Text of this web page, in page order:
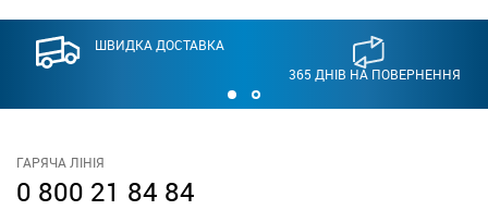
ШВИДКА ДОСТАВКА
365 ДНІВ НА ПОВЕРНЕННЯ
ГАРЯЧА ЛІНІЯ
0 800 21 84 84